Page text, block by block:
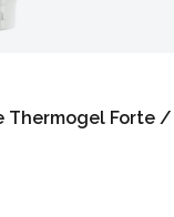
Thermogel Forte /